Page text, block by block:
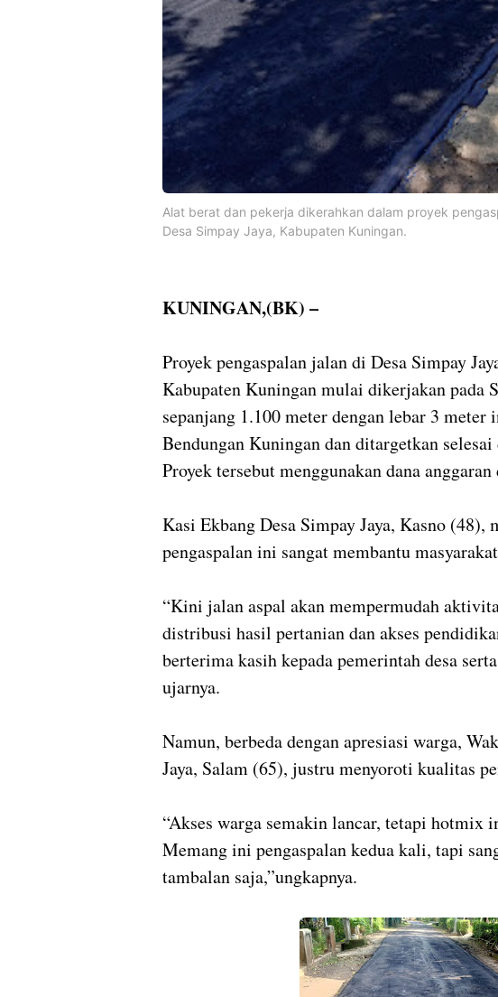
Alat berat dan pekerja dikerahkan dalam proyek
Desa Simpay Jaya, Kabupaten Kuningan.
KUNINGAN,(BK) –
Proyek pengaspalan jalan di Desa Simpay
Kabupaten Kuningan mulai dikerjakan pada
sepanjang 1.100 meter dengan lebar 3 meter
Bendungan Kuningan dan ditargetkan
Proyek tersebut menggunakan dana
Kasi Ekbang Desa Simpay Jaya, Kasno (48),
pengaspalan ini sangat membantu
“Kini jalan aspal akan mempermudah
distribusi hasil pertanian dan akses
berterima kasih kepada pemerintah desa
ujarnya.
Namun, berbeda dengan apresiasi warga,
Jaya, Salam (65), justru menyoroti kualitas
“Akses warga semakin lancar, tetapi hotmix
Memang ini pengaspalan kedua kali, tapi
tambalan saja,”ungkapnya.